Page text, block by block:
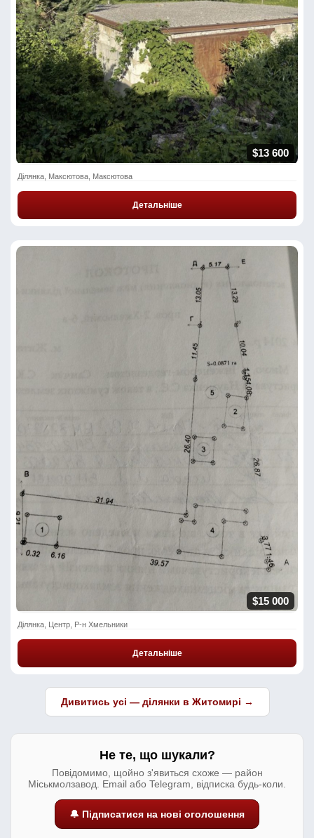
$13 600
Ділянка, Максютова, Максютова
Детальніше
$15 000
Ділянка, Центр, Р-н Хмельники
Детальніше
Дивитись усі — ділянки в Житомирі →
Не те, що шукали?
Повідомимо, щойно з'явиться схоже — район
Міськмолзавод. Email або Telegram, відписка будь-коли.
🔔 Підписатися на нові оголошення